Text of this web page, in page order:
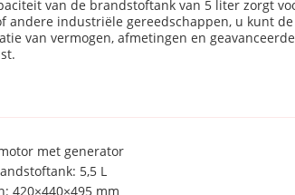
van de brandstoftank van 5 liter zorgt
andere industriële gereedschappen, u kunt
van vermogen, afmetingen en
met generator
5,5 L
420×440×495 mm